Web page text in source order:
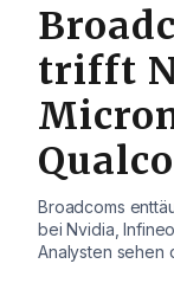
trifft
Broadcoms
bei Nvidia,
Analysten sehen